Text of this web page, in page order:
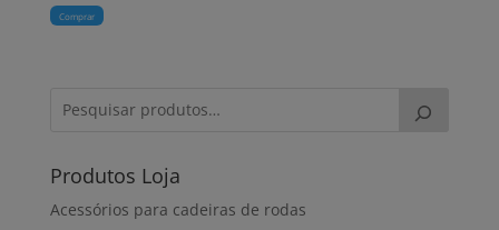
Comprar
Produtos Loja
Acessórios para cadeiras de rodas